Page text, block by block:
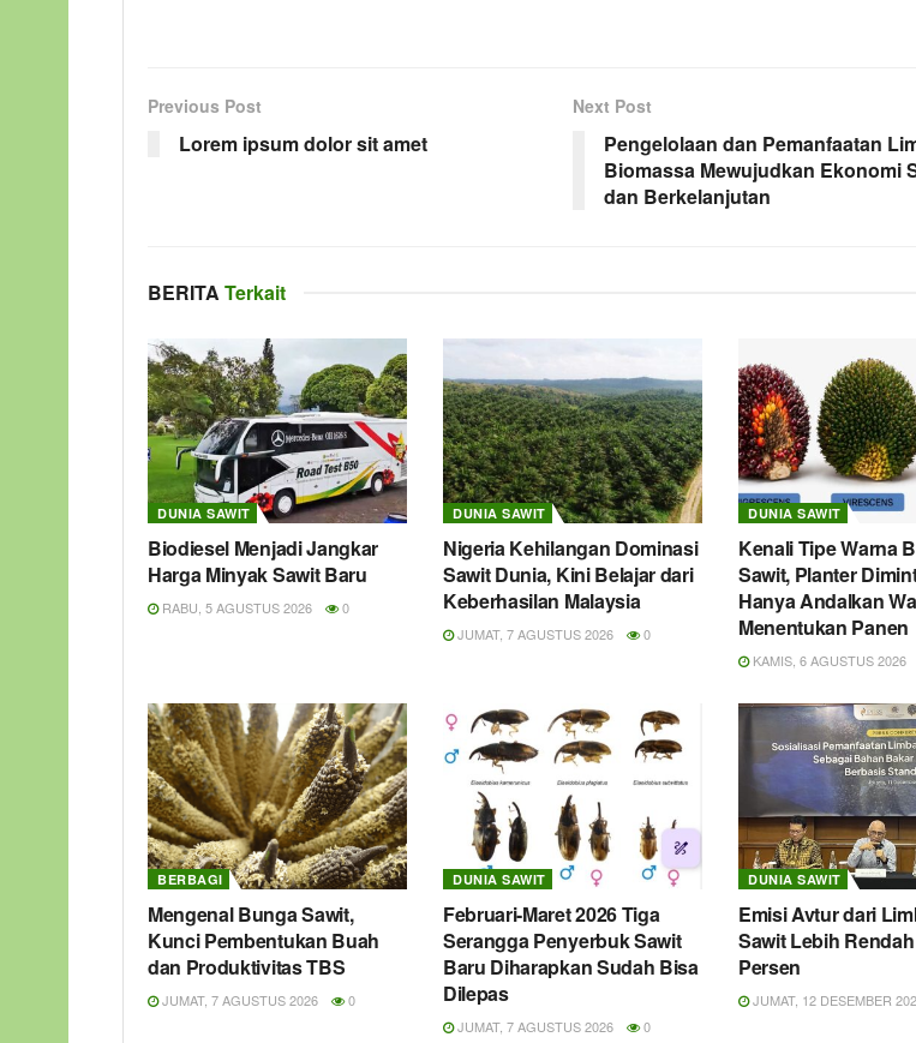
Previous Post
Lorem ipsum dolor sit amet
Next Post
Pengelolaan dan Pemanfaatan
Biomassa Mewujudkan Ekonomi
dan Berkelanjutan
BERITA Terkait
DUNIA SAWIT
Biodiesel Menjadi Jangkar
Harga Minyak Sawit Baru
RABU, 5 AGUSTUS 2026 0
DUNIA SAWIT
Nigeria Kehilangan Dominasi
Sawit Dunia, Kini Belajar dari
Keberhasilan Malaysia
JUMAT, 7 AGUSTUS 2026 0
DUNIA SAWIT
Kenali Tipe Warna
Sawit, Planter
Hanya Andalkan
Menentukan Panen
KAMIS, 6 AGUSTUS 2026
BERBAGI
Mengenal Bunga Sawit,
Kunci Pembentukan Buah
dan Produktivitas TBS
JUMAT, 7 AGUSTUS 2026 0
DUNIA SAWIT
Februari-Maret 2026 Tiga
Serangga Penyerbuk Sawit
Baru Diharapkan Sudah Bisa
Dilepas
JUMAT, 7 AGUSTUS 2026 0
DUNIA SAWIT
Emisi Avtur dari
Sawit Lebih
Persen
JUMAT, 12 DESEMBER